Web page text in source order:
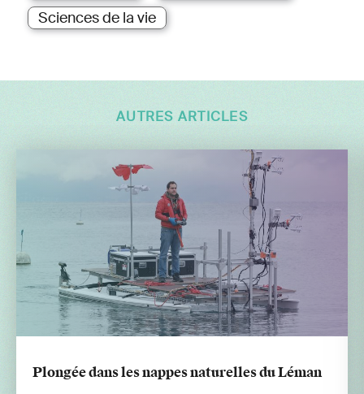
Sciences de la vie
AUTRES ARTICLES
Plongée dans les nappes naturelles du Léman